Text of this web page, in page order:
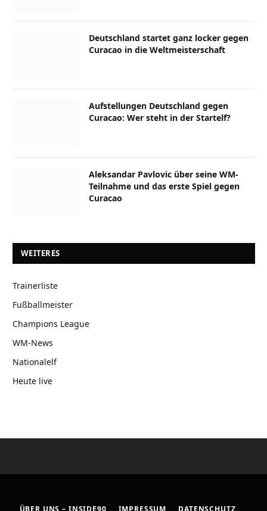
Deutschland startet ganz locker gegen
Curacao in die Weltmeisterschaft
Aufstellungen Deutschland gegen
Curacao: Wer steht in der Startelf?
Aleksandar Pavlovic über seine WM-
Teilnahme und das erste Spiel gegen
Curacao
WEITERES
Trainerliste
Fußballmeister
Champions League
WM-News
Nationalelf
Heute live
ÜBER UNS – INSIDE90 IMPRESSUM DATENSCHUTZ